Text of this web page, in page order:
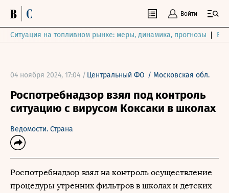
Войти
Ситуация на топливном рынке: меры, динамика, прогнозы
04 ноября 2024, 17:04 / Центральный ФО / Московская обл.
Роспотребнадзор взял под контроль
ситуацию с вирусом Коксаки в школах
Ведомости. Страна
Роспотребнадзор взял на контроль осуществление
процедуры утренних фильтров в школах и детских